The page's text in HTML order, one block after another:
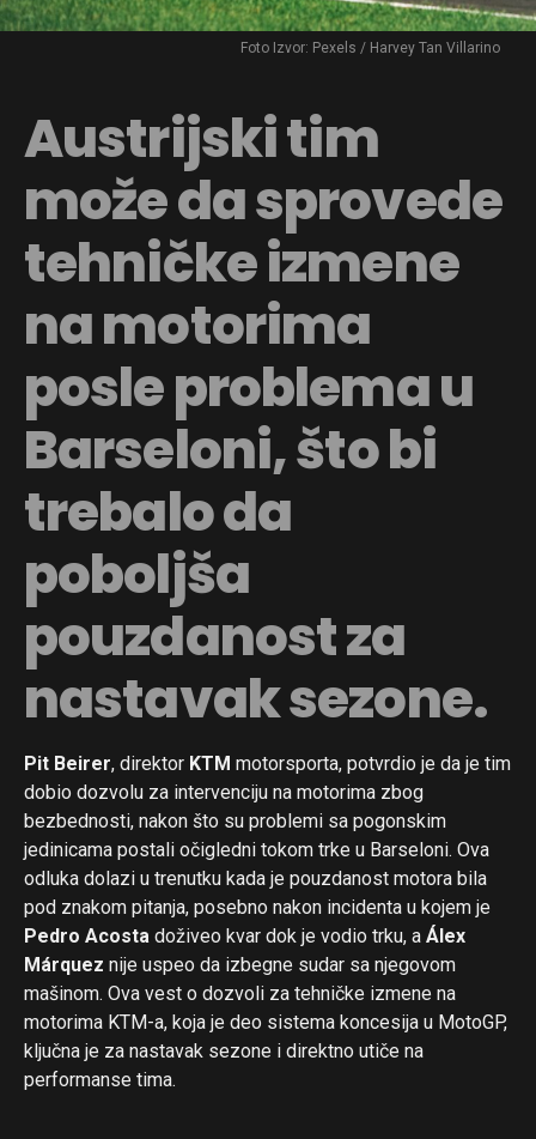
Foto Izvor: Pexels / Harvey Tan Villarino
Austrijski tim
može da sprovede
tehničke izmene
na motorima
posle problema u
Barseloni, što bi
trebalo da
poboljša
pouzdanost za
nastavak sezone.
Pit Beirer, direktor KTM motorsporta, potvrdio je da je tim
dobio dozvolu za intervenciju na motorima zbog
bezbednosti, nakon što su problemi sa pogonskim
jedinicama postali očigledni tokom trke u Barseloni. Ova
odluka dolazi u trenutku kada je pouzdanost motora bila
pod znakom pitanja, posebno nakon incidenta u kojem je
Pedro Acosta doživeo kvar dok je vodio trku, a Álex
Márquez nije uspeo da izbegne sudar sa njegovom
mašinom. Ova vest o dozvoli za tehničke izmene na
motorima KTM-a, koja je deo sistema koncesija u MotoGP,
ključna je za nastavak sezone i direktno utiče na
performanse tima.